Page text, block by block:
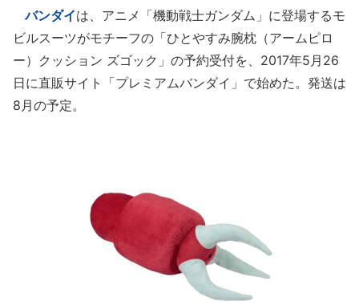
バンダイは、アニメ「機動戦士ガンダム」に登場するモ
ビルスーツがモチーフの「ひとやすみ腕枕（アームピロ
ー）クッション ズゴック」の予約受付を、2017年5月26
日に直販サイト「プレミアムバンダイ」で始めた。発送は
8月の予定。